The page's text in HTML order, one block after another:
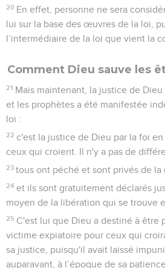
20 En effet, personne ne sera
lui sur la base des œuvres de la loi,
l’intermédiaire de la loi que vient la
Comment Dieu sauve les
21 Mais maintenant, la justice de
et les prophètes a été manifestée
loi :
22 c'est la justice de Dieu par la foi
ceux qui croient. Il n'y a pas de
23 tous ont péché et sont privés de la
24 et ils sont gratuitement déclarés
moyen de la libération qui se trouve
25 C'est lui que Dieu a destiné à être
victime expiatoire pour ceux qui
sa justice, puisqu'il avait laissé
auparavant, à l’époque de sa